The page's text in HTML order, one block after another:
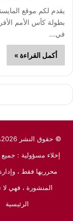
يقدم لكم موقع
في…
أكمل القراءة »
© حقوق النشر 2026، جميع الحقوق محفوظة لـموقع المايسترو الرياضي
إخلاء مسؤولية :
محرريها فقط ،
المنشورة ، فهي لا
الرئيسية